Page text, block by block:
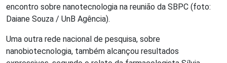
encontro sobre nanotecnologia na reunião da SBPC (foto:
Daiane Souza / UnB Agência).
Uma outra rede nacional de pesquisa, sobre
nanobiotecnologia, também alcançou resultados